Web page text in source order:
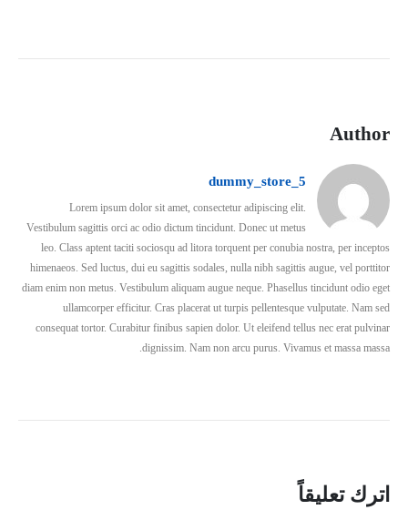
Author
dummy_store_5
Lorem ipsum dolor sit amet, consectetur adipiscing elit.
Vestibulum sagittis orci ac odio dictum tincidunt. Donec ut metus
leo. Class aptent taciti sociosqu ad litora torquent per conubia nostra, per inceptos
himenaeos. Sed luctus, dui eu sagittis sodales, nulla nibh sagittis augue, vel porttitor
diam enim non metus. Vestibulum aliquam augue neque. Phasellus tincidunt odio eget
ullamcorper efficitur. Cras placerat ut turpis pellentesque vulputate. Nam sed
consequat tortor. Curabitur finibus sapien dolor. Ut eleifend tellus nec erat pulvinar
dignissim. Nam non arcu purus. Vivamus et massa massa.
اترك تعليقاً